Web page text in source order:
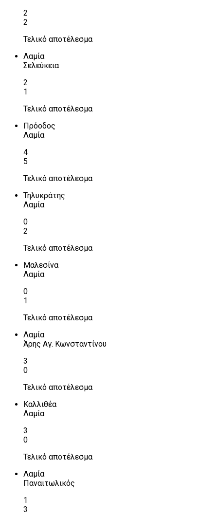
2
2
Τελικό αποτέλεσμα
Λαμία
Σελεύκεια
2
1
Τελικό αποτέλεσμα
Πρόοδος
Λαμία
4
5
Τελικό αποτέλεσμα
Τηλυκράτης
Λαμία
0
2
Τελικό αποτέλεσμα
Μαλεσίνα
Λαμία
0
1
Τελικό αποτέλεσμα
Λαμία
Άρης Αγ. Κωνσταντίνου
3
0
Τελικό αποτέλεσμα
Καλλιθέα
Λαμία
3
0
Τελικό αποτέλεσμα
Λαμία
Παναιτωλικός
1
3